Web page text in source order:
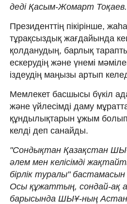
деді Қасым-Жомарт Тоқаев.
Президенттің пікірінше,
тұрақсыздық жағдайында
қолданудың, барлық
ескерудің және үнемі
іздеудің маңызы артып
Мемлекет басшысы бүкіл
және үйлесімді даму
құндылықтарын ұжым болып
келді деп санайды.
"Сондықтан Қазақстан
әлем мен келісімді
бірлік туралы" бастамасын
Осы құжаттың, сондай-ақ
барысында ШЫҰ-ның